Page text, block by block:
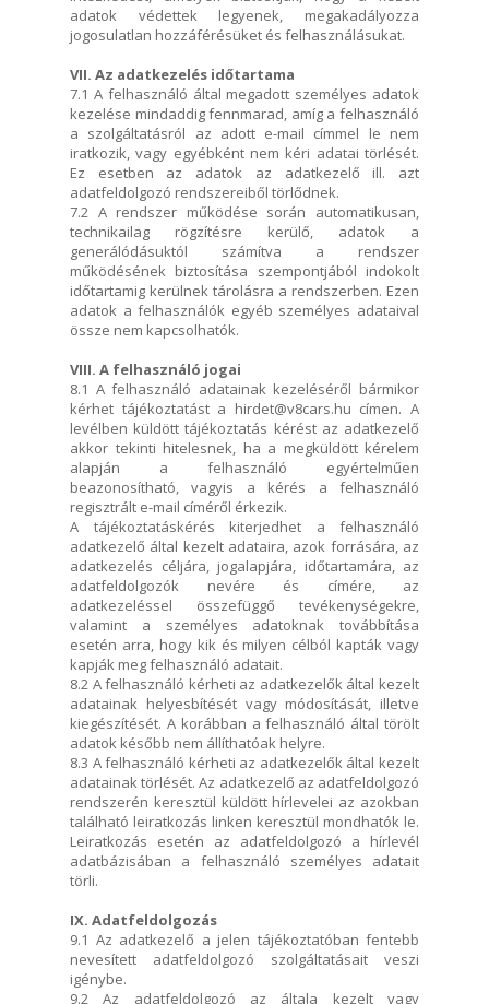
adatok védettek legyenek, megakadályozza
jogosulatlan hozzáférésüket és felhasználásukat.
VII. Az adatkezelés időtartama
7.1 A felhasználó által megadott személyes adatok
kezelése mindaddig fennmarad, amíg a felhasználó
a szolgáltatásról az adott e-mail címmel le nem
iratkozik, vagy egyébként nem kéri adatai törlését.
Ez esetben az adatok az adatkezelő ill. azt
adatfeldolgozó rendszereiből törlődnek.
7.2 A rendszer működése során automatikusan,
technikailag rögzítésre kerülő, adatok a
generálódásuktól számítva a rendszer
működésének biztosítása szempontjából indokolt
időtartamig kerülnek tárolásra a rendszerben. Ezen
adatok a felhasználók egyéb személyes adataival
össze nem kapcsolhatók.
VIII. A felhasználó jogai
8.1 A felhasználó adatainak kezeléséről bármikor
kérhet tájékoztatást a hirdet@v8cars.hu címen. A
levélben küldött tájékoztatás kérést az adatkezelő
akkor tekinti hitelesnek, ha a megküldött kérelem
alapján a felhasználó egyértelműen
beazonosítható, vagyis a kérés a felhasználó
regisztrált e-mail címéről érkezik.
A tájékoztatáskérés kiterjedhet a felhasználó
adatkezelő által kezelt adataira, azok forrására, az
adatkezelés céljára, jogalapjára, időtartamára, az
adatfeldolgozók nevére és címére, az
adatkezeléssel összefüggő tevékenységekre,
valamint a személyes adatoknak továbbítása
esetén arra, hogy kik és milyen célból kapták vagy
kapják meg felhasználó adatait.
8.2 A felhasználó kérheti az adatkezelők által kezelt
adatainak helyesbítését vagy módosítását, illetve
kiegészítését. A korábban a felhasználó által törölt
adatok később nem állíthatóak helyre.
8.3 A felhasználó kérheti az adatkezelők által kezelt
adatainak törlését. Az adatkezelő az adatfeldolgozó
rendszerén keresztül küldött hírlevelei az azokban
található leiratkozás linken keresztül mondhatók le.
Leiratkozás esetén az adatfeldolgozó a hírlevél
adatbázisában a felhasználó személyes adatait
törli.
IX. Adatfeldolgozás
9.1 Az adatkezelő a jelen tájékoztatóban fentebb
nevesített adatfeldolgozó szolgáltatásait veszi
igénybe.
9.2 Az adatfeldolgozó az általa kezelt vagy